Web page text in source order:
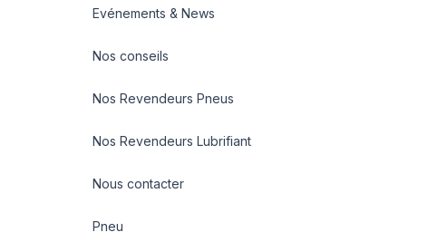
Evénements & News
Nos conseils
Nos Revendeurs Pneus
Nos Revendeurs Lubrifiant
Nous contacter
Pneu